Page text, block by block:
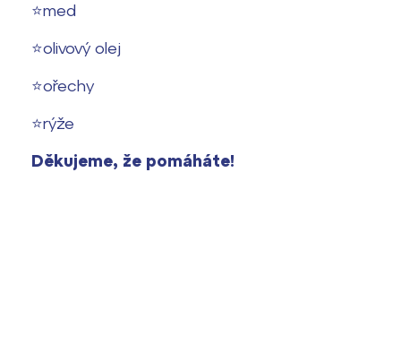
⭐️med
⭐️olivový olej
⭐️ořechy
⭐️rýže
Děkujeme, že pomáháte!